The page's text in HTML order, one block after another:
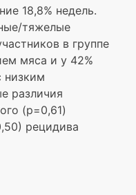
18,8% недель.
тяжелые
в группе
мяса и у 42%
низким
различия
(p=0,61)
рецидива